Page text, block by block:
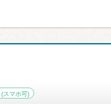
(スマホ可)